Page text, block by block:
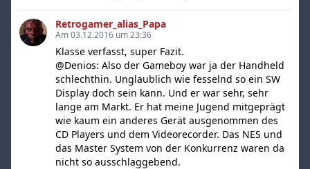
Retrogamer_alias_Papa
Am 03.12.2016 um 23:36
Klasse verfasst, super Fazit.
@Denios: Also der Gameboy war ja der Handheld
schlechthin. Unglaublich wie fesselnd so ein SW
Display doch sein kann. Und er war sehr, sehr
lange am Markt. Er hat meine Jugend mitgeprägt
wie kaum ein anderes Gerät ausgenommen des
CD Players und dem Videorecorder. Das NES und
das Master System von der Konkurrenz waren da
nicht so ausschlaggebend.